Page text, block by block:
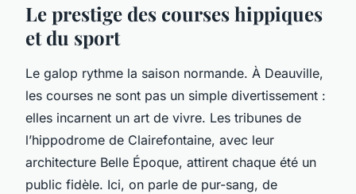
Le prestige des courses hippiques
et du sport
Le galop rythme la saison normande. À Deauville,
les courses ne sont pas un simple divertissement :
elles incarnent un art de vivre. Les tribunes de
l’hippodrome de Clairefontaine, avec leur
architecture Belle Époque, attirent chaque été un
public fidèle. Ici, on parle de pur-sang, de